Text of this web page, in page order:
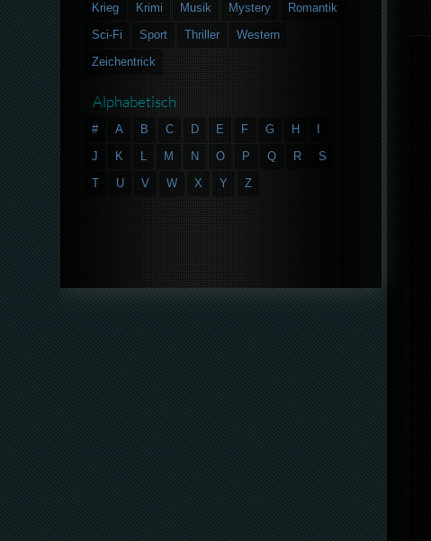
Krieg
Krimi Musik Mystery
Romantik
Sci-Fi
Sport Thriller
Western
Zeichentrick
Alphabetisch
# A B C D E F G H
J
K L M N O P Q R
S
T
U V W X Y Z